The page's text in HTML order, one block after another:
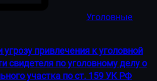
Уголовные
привлечения к уголовной
свидетеля по уголовному делу о
участка по ст. 159 УК РФ